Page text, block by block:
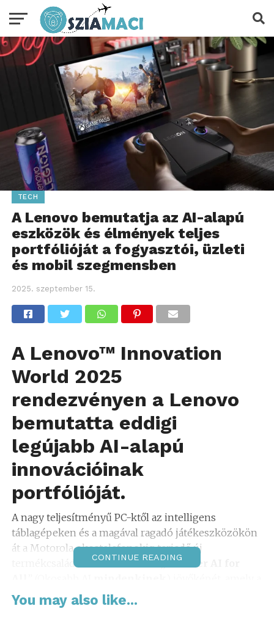
TECH
A Lenovo bemutatja az AI-alapú
eszközök és élmények teljes
portfólióját a fogyasztói, üzleti
és mobil szegmensben
2025. szeptember 15.
A Lenovo™ Innovation
World 2025
rendezvényen a Lenovo
bemutatta eddigi
legújabb AI-alapú
innovációinak
portfólióját.
A nagy teljesítményű PC-ktől az intelligens
táblagépeken és a magával ragadó játékeszközökön
át a Motorola okostelefonokig terjedő új
termékcsalád tükrözi a Lenovo„Smarter AI for
generatív AI-t és a hibrid intelligenciát beépíti a
mindennapi munkafolyamatokba, a kreativitásba és
CONTINUE READING
You may also like...